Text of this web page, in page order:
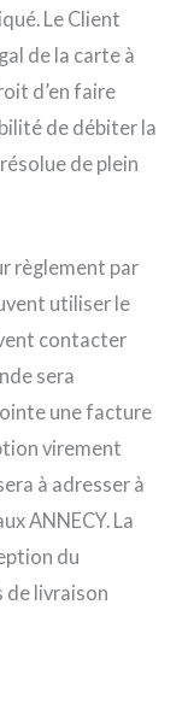
Le Client
de la carte à
d’en faire
de débiter la
de plein
règlement par
utiliser le
contacter
sera
une facture
virement
à adresser à
ANNECY. La
du
de livraison